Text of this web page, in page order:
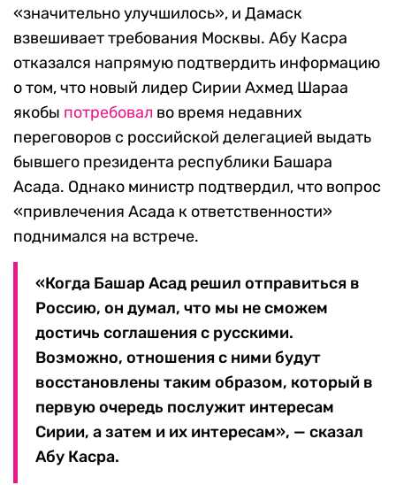
«значительно улучшилось», и Дамаск
взвешивает требования Москвы. Абу Касра
отказался напрямую подтвердить информацию
о том, что новый лидер Сирии Ахмед Шараа
якобы потребовал во время недавних
переговоров с российской делегацией выдать
бывшего президента республики Башара
Асада. Однако министр подтвердил, что вопрос
«привлечения Асада к ответственности»
поднимался на встрече.
«Когда Башар Асад решил отправиться в
Россию, он думал, что мы не сможем
достичь соглашения с русскими.
Возможно, отношения с ними будут
восстановлены таким образом, который в
первую очередь послужит интересам
Сирии, а затем и их интересам», — сказал
Абу Касра.